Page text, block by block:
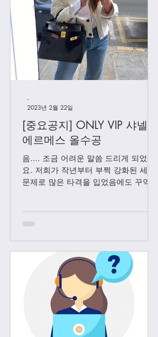
[우버급 샤넬] 맥시 플랩
백
[중요공지] ONLY VIP 샤넬 +
에르메스 올수공
음.... 조금 어려운 말씀 드리게 되었어
요. 저희가 작년부터 부쩍 강화된 세관
문제로 많은 타격을 입었음에도 꾸역꾸
다. Vip...
-
2023년 2월 22일